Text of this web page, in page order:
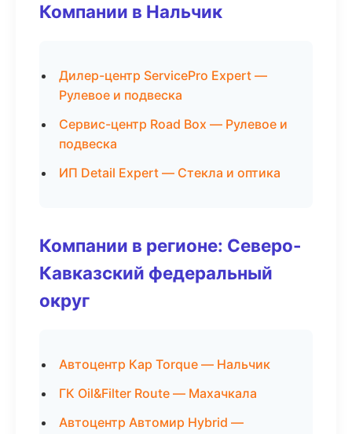
Компании в Нальчик
Дилер-центр ServicePro Expert —
Рулевое и подвеска
Сервис-центр Road Box — Рулевое и
подвеска
ИП Detail Expert — Стекла и оптика
Компании в регионе: Северо-
Кавказский федеральный
округ
Автоцентр Кар Torque — Нальчик
ГК Oil&Filter Route — Махачкала
Автоцентр Автомир Hybrid —